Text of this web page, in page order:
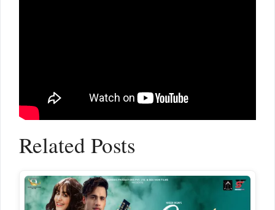
Related Posts